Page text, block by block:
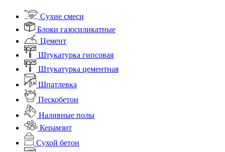
Сухие смеси
Блоки газосиликатные
Цемент
Штукатурка гипсовая
Штукатурка цементная
Шпатлевка
Пескобетон
Наливные полы
Керамзит
Сухой бетон